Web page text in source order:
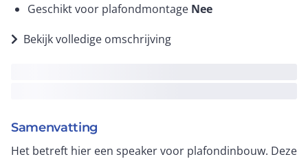
Geschikt voor plafondmontage Nee
Bekijk volledige omschrijving
Samenvatting
Het betreft hier een speaker voor plafondinbouw. Deze